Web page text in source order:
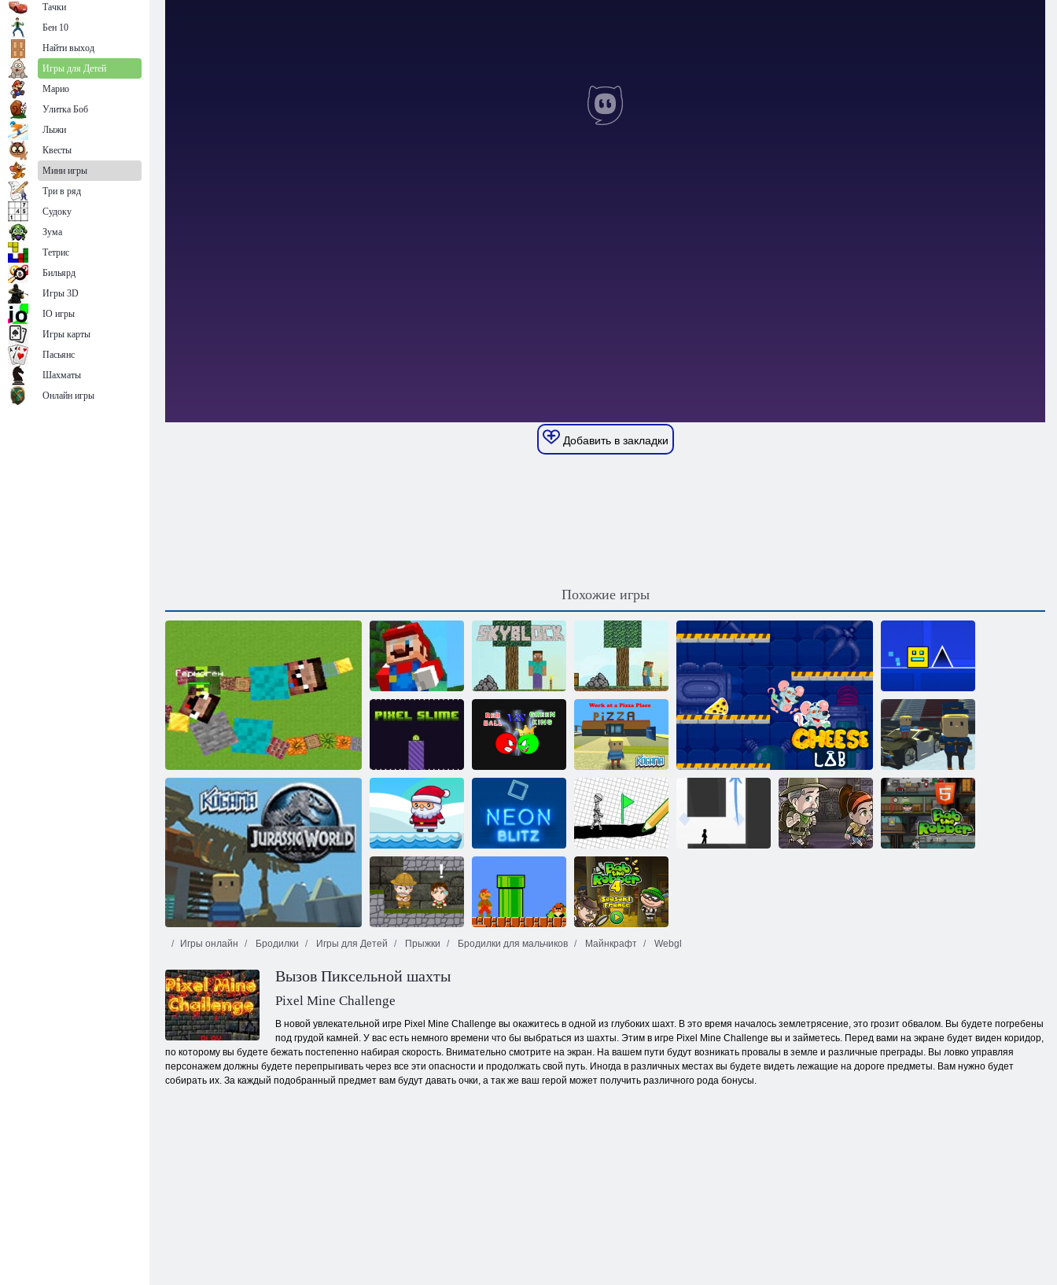
Добавить в закладки
Похожие игры
Майнкрафт: ремесленное скольжение
бег по
Майнкрафт
Небесные
блоки
Небесные
блоки:
Майнкрафт
Геометрия
Даш: Полная
Версия
Пиксельная
слизь
Красный Шар
против
Зеленого
Короля
Когама: Мир Юрского периода
Когама: Работа
в доставке
пиццы
Когама:
Лыжные
прыжки !!
Рождественское
приключение
Неоновый блиц
Иди по
нарисованному
Инки:
Приключения
Игры онлайн Бродилки Игры для Детей Прыжки Бродилки для мальчиков Майнкрафт Webgl
Вызов Пиксельной шахты
Pixel Mine Challenge
В новой увлекательной игре Pixel Mine Challenge вы окажитесь в одной из глубоких шахт. В это время началось землетрясение, это грозит обвалом. Вы будете погребены
под грудой камней. У вас есть немного времени что бы выбраться из шахты. Этим в игре Pixel Mine Challenge вы и займетесь. Перед вами на экране будет виден коридор,
по которому вы будете бежать постепенно набирая скорость. Внимательно смотрите на экран. На вашем пути будут возникать провалы в земле и различные преграды. Вы ловко управляя
персонажем должны будете перепрыгивать через все эти опасности и продолжать свой путь. Иногда в различных местах вы будете видеть лежащие на дороге предметы. Вам нужно будет
собирать их. За каждый подобранный предмет вам будут давать очки, а так же ваш герой может получить различного рода бонусы.
Тачки
Бен 10
Найти выход
Игры для Детей
Марио
Улитка Боб
Лыжи
Квесты
Мини игры
Три в ряд
Судоку
Зума
Тетрис
Бильярд
Игры 3D
IO игры
Игры карты
Пасьянс
Шахматы
Онлайн игры